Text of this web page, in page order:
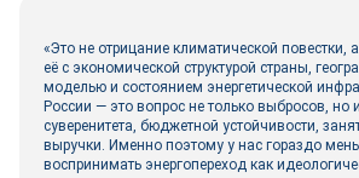
«Это не отрицание климатической повестки,
её с экономической структурой страны,
моделью и состоянием энергетической
России — это вопрос не только выбросов, но
суверенитета, бюджетной устойчивости,
выручки. Именно поэтому у нас гораздо
воспринимать энергопереход как